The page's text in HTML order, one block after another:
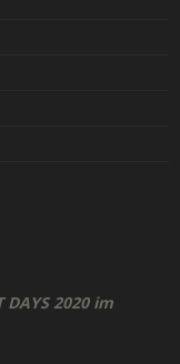
DAYS 2020 im